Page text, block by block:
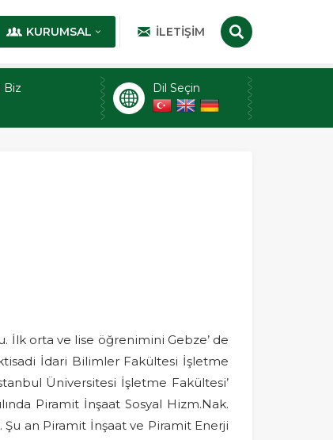
KURUMSAL İLETIŞIM
Biz Dil Seçin
İlk orta ve lise öğrenimini Gebze’ de
İdari Bilimler Fakültesi İşletme
Üniversitesi İşletme Fakültesi’
Piramit İnşaat Sosyal Hizm.Nak.
Şu an Piramit İnşaat ve Piramit Enerji